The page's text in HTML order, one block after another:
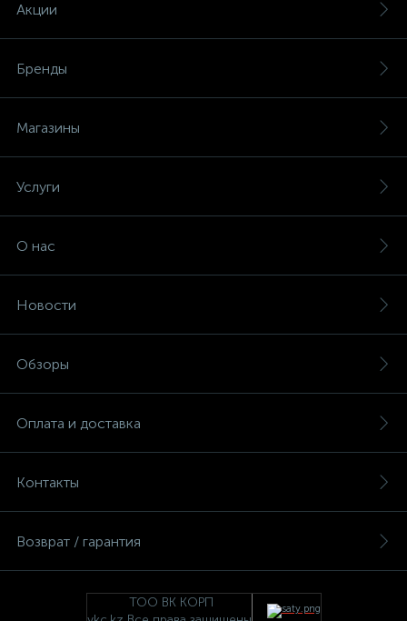
Акции
Бренды
Магазины
Услуги
О нас
Новости
Обзоры
Оплата и доставка
Контакты
Возврат / гарантия
ТОО ВК КОРП